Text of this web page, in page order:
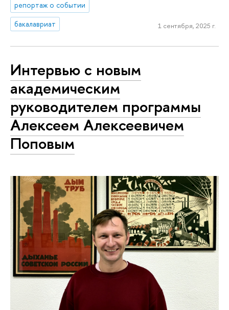
репортаж о событии
бакалавриат
1 сентября, 2025 г.
Интервью с новым
академическим
руководителем программы
Алексеем Алексеевичем
Поповым